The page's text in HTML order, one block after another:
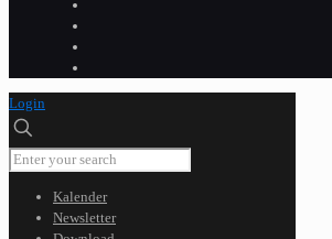
Login
Kalender
Newsletter